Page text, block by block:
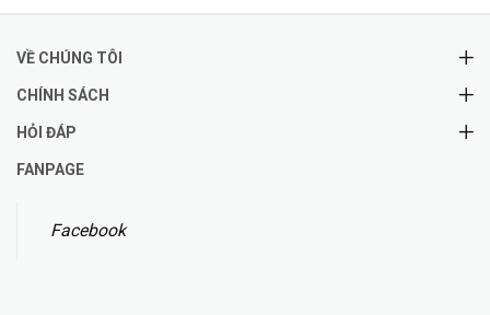
VỀ CHÚNG TÔI
CHÍNH SÁCH
HỎI ĐÁP
FANPAGE
Facebook